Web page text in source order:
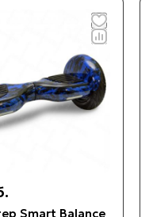
Smart Balance